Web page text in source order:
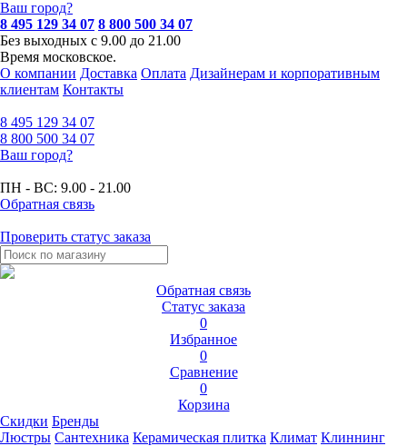
Ваш город?
8 495 129 34 07 8 800 500 34 07
Без выходных с 9.00 до 21.00
Время московское.
О компании Доставка Оплата Дизайнерам и корпоративным
клиентам Контакты
8 495 129 34 07
8 800 500 34 07
Ваш город?
ПН - ВС: 9.00 - 21.00
Обратная связь
Проверить статус заказа
Обратная связь
Статус заказа
0
Избранное
0
Сравнение
0
Корзина
Скидки Бренды
Люстры Сантехника Керамическая плитка Климат Клиннинг